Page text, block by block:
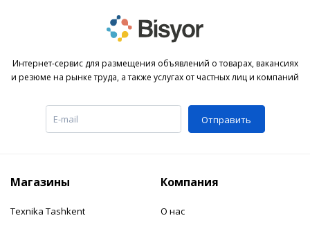
Интернет-сервис для размещения объявлений о товарах, вакансиях
и резюме на рынке труда, а также услугах от частных лиц и компаний
Отправить
Магазины
Texnika Tashkent
Компания
О нас